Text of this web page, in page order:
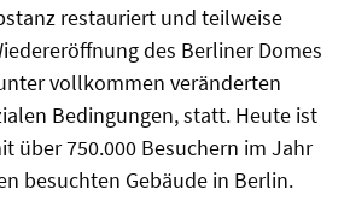
restauriert und teilweise
des Berliner Domes
vollkommen veränderten
Bedingungen, statt. Heute ist
über 750.000 Besuchern im Jahr
besuchten Gebäude in Berlin.